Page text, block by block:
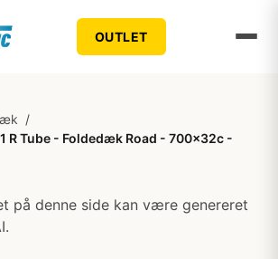
OUTLET
/
R Tube - Foldedæk Road - 700x32c -
på denne side kan være genereret